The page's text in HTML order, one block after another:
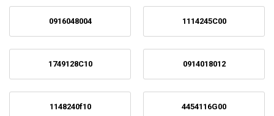
0916048004 1114245C00
1749128C10 0914018012
1148240f10 4454116G00